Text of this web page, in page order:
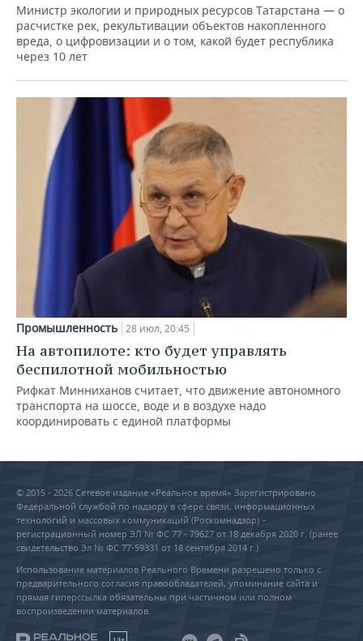
Министр экологии и природных ресурсов Татарстана — о
расчистке рек, рекультивации объектов накопленного
вреда, о цифровизации и о том, какой будет республика
через 10 лет
Промышленность 28 июл, 20:45
На автопилоте: кто будет управлять
беспилотной мобильностью
Рифкат Минниханов считает, что движение автономного
транспорта на шоссе, воде и в воздухе надо
координировать с единой платформы
© 2015 - 2026 Сетевое издание «Реальное время» Зарегистрировано
Федеральной службой по надзору в сфере связи, информационных
технологий и массовых коммуникаций (Роскомнадзор) –
регистрационный номер ЭЛ № ФС 77 - 79627 от 18 декабря 2020 г. (ранее
свидетельство Эл № ФС 77-59331 от 18 сентября 2014 г.)
Использование материалов Реального Времени разрешено только с
предварительного согласия правообладателей, упоминание сайта и
прямая гиперссылка обязательны при частичном или полном
воспроизведении материалов.